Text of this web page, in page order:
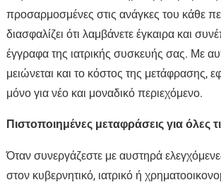
προσαρμοσμένες στις ανάγκες του κάθε
διασφαλίζει ότι λαμβάνετε έγκαιρα και
έγγραφα της ιατρικής συσκευής σας. Με
μειώνεται και το κόστος της μετάφρασης,
μόνο για νέο και μοναδικό περιεχόμενο.
Πιστοποιημένες μεταφράσεις για όλες
Όταν συνεργάζεστε με αυστηρά
στον κυβερνητικό, ιατρικό ή